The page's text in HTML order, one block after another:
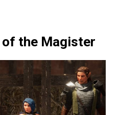
the Magister